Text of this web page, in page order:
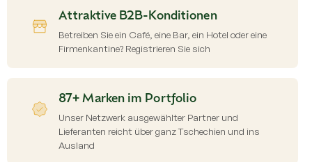
e
r
e
l
n
t
d
Attraktive B2B-Konditionen
Betreiben Sie ein Café, eine Bar, ein Hotel oder eine
Firmenkantine? Registrieren Sie sich
87+ Marken im Portfolio
Unser Netzwerk ausgewählter Partner und
Lieferanten reicht über ganz Tschechien und ins
Ausland